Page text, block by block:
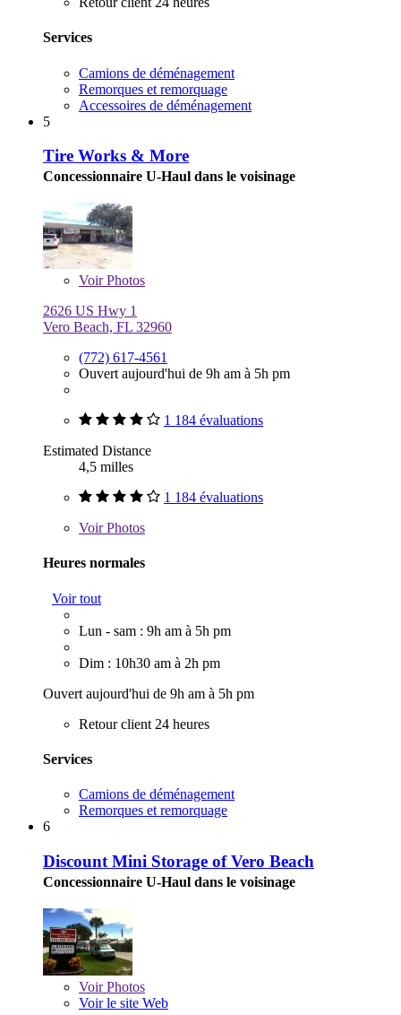
Services
Camions de déménagement
Remorques et remorquage
Accessoires de déménagement
5
Tire Works & More
Concessionnaire U-Haul dans le voisinage
VoirPhotos
2626 US Hwy 1
Vero Beach, FL 32960
(772) 617-4561
Ouvert aujourd'hui de 9h am à 5h pm
1 184 évaluations
Estimated Distance
4,5 milles
1 184 évaluations
VoirPhotos
Heures normales
Voir tout
Lun - sam : 9h am à 5h pm
Dim : 10h30 am à 2h pm
Ouvert aujourd'hui de 9h am à 5h pm
Retour client 24 heures
Services
Camions de déménagement
Remorques et remorquage
6
Discount Mini Storage of Vero Beach
Concessionnaire U-Haul dans le voisinage
VoirPhotos
Voir le site Web